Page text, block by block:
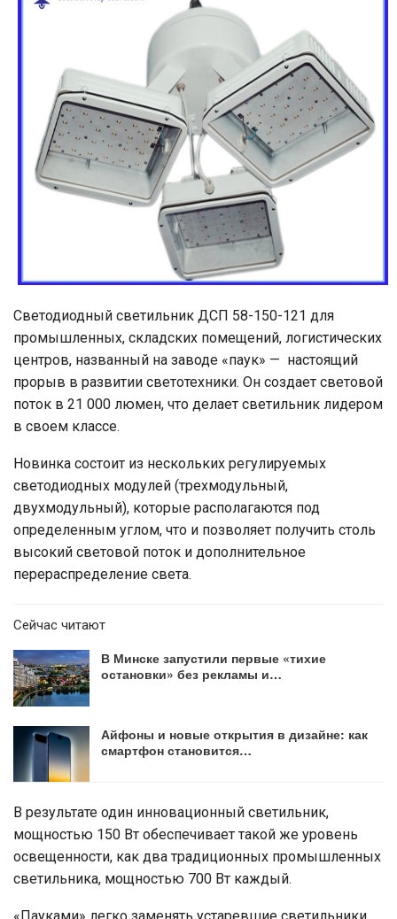
Светодиодный светильник ДСП 58-150-121 для
промышленных, складских помещений, логистических
центров, названный на заводе «паук» — настоящий
прорыв в развитии светотехники. Он создает световой
поток в 21 000 люмен, что делает светильник лидером
в своем классе.
Новинка состоит из нескольких регулируемых
светодиодных модулей (трехмодульный,
двухмодульный), которые располагаются под
определенным углом, что и позволяет получить столь
высокий световой поток и дополнительное
перераспределение света.
Сейчас читают
В Минске запустили первые «тихие
остановки» без рекламы и…
Айфоны и новые открытия в дизайне: как
смартфон становится…
В результате один инновационный светильник,
мощностью 150 Вт обеспечивает такой же уровень
освещенности, как два традиционных промышленных
светильника, мощностью 700 Вт каждый.